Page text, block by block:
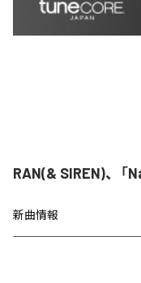
RAN(& SIREN)、「
新曲情報